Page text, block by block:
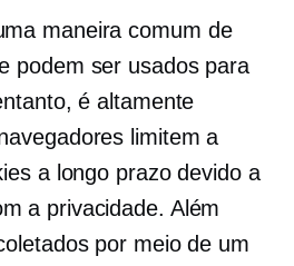
maneira comum de
podem ser usados ​​para
é altamente
limitem a
a longo prazo devido a
a privacidade. Além
por meio de um